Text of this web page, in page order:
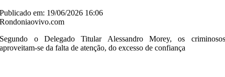
Publicado em: 19/06/2026 16:06
Rondoniaovivo.com
Segundo o Delegado Titular Alessandro Morey, os criminosos
aproveitam-se da falta de atenção, do excesso de confiança